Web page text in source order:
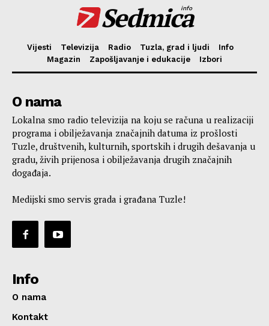
Sedmica
info
Vijesti Televizija Radio Tuzla, grad i ljudi
Info
Magazin
Zapošljavanje i edukacije Izbori
O nama
Lokalna smo radio televizija na koju se računa u realizaciji
programa i obilježavanja značajnih datuma iz prošlosti
Tuzle, društvenih, kulturnih, sportskih i drugih dešavanja u
gradu, živih prijenosa i obilježavanja drugih značajnih
događaja.
Medijski smo servis grada i građana Tuzle!
Info
O nama
Kontakt